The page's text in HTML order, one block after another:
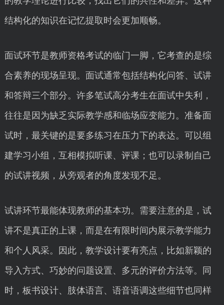
结构化的知识在记忆提取时会更加顺畅。
面试环节是教师资格考试的临门一脚，它考查的是综
合素养的现场呈现。面试通常包括结构化问答、试讲
和答辩三个部分。许多笔试高分考生在面试中失利，
往往是因为缺乏实际教学感和临场应变能力。准备面
试时，最关键的是要多练习在压力下的表达。可以组
建学习小组，互相模拟听课、评课；也可以录制自己
的试讲视频，从旁观者的角度发现不足。
试讲环节最能体现教师的基本功。需要注意的是，试
讲不是真正的上课，而是在有限时间内展示教学能力
和个人风采。因此，教学设计要有亮点，比如新颖的
导入方式、巧妙的问题设置、多元的评价方法等。同
时，板书设计、肢体语言、语音语调这些细节也同样